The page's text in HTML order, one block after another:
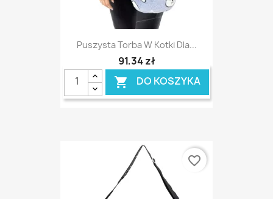
Puszysta Torba W Kotki Dla...
91,34 zł
 DO KOSZYKA
favorite_border